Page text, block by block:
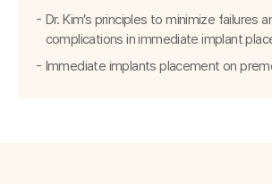
Dr. Kim’s principles to minimize failures
complications in immediate implant
Immediate implants placement on